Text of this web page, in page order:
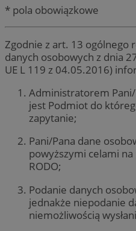
* pola obowiązkowe
Zgodnie z art. 13 ogólnego
danych osobowych z dnia
UE L 119 z 04.05.2016)
Administratorem
jest Podmiot do
zapytanie;
Pani/Pana dane
powyższymi celami
RODO;
Podanie danych
jednakże niepodanie
niemożliwością